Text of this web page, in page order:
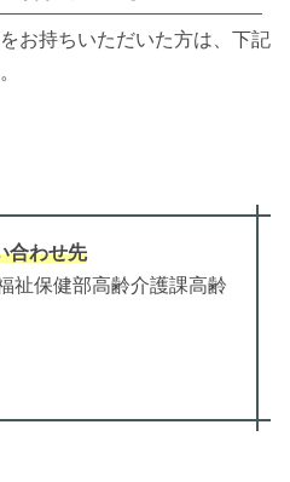
お持ちいただいた方は、下記
合わせ先
祉保健部高齢介護課高齢